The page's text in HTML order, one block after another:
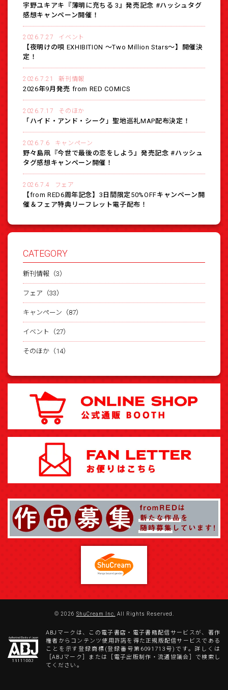
宇野ユキアキ『薄明に充ちる 3』発売記念 #ハッシュタグ
感想キャンペーン開催！
2026.7.27 イベント
【夜明けの唄 EXHIBITION 〜Two Million Stars〜】開催決
定！
2026.7.21 新刊情報
2026年9月発売 from RED COMICS
2026.7.17 そのほか
「ハイド・アンド・シーク」聖地巡礼MAP配布決定！
2026.7.6 キャンペーン
野々島凧『今世で最後の恋をしよう』発売記念 #ハッシュ
タグ感想キャンペーン開催！
2026.7.4 フェア
【from RED6周年記念】3日間限定50%OFFキャンペーン開
催＆フェア特典リーフレット電子配布！
CATEGORY
新刊情報（3）
フェア（33）
キャンペーン（87）
イベント（27）
そのほか（14）
© 2026 ShuCream Inc. All Rights Reserved.
ABJマークは、この電子書店・電子書籍配信サービスが、著作
権者からコンテンツ使用許諾を得た正規版配信サービスである
ことを示す登録商標(登録番号第6091713号)です。詳しくは
［ABJマーク］または［電子出版制作・流通協議会］で検索し
てください。